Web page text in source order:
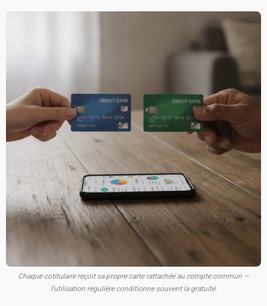
Chaque cotitulaire reçoit sa propre carte rattachée au compte commun —
l’utilisation régulière conditionne souvent la gratuité.